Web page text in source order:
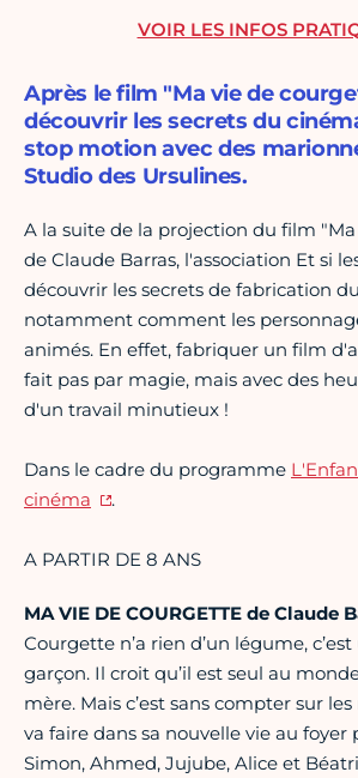
Après le film "Ma vie de
découvrir les secrets du
stop motion avec des
Studio des Ursulines.
A la suite de la projection du film
de Claude Barras, l'association Et si
découvrir les secrets de fabrication
notamment comment les
animés. En effet, fabriquer un film
fait pas par magie, mais avec des
d'un travail minutieux !
Dans le cadre du programme
cinéma
.
A PARTIR DE 8 ANS
MA VIE DE COURGETTE de Claude
Courgette n’a rien d’un légume,
garçon. Il croit qu’il est seul au
mère. Mais c’est sans compter sur
va faire dans sa nouvelle vie au foyer
Simon, Ahmed, Jujube, Alice et
VOIR LES INFOS